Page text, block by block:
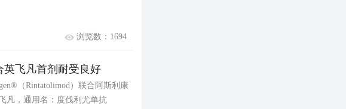
浏览数：1694
英飞凡首剂耐受良好
（Rintatolimod）联合阿斯利康
凡，通用名：度伐利尤单抗